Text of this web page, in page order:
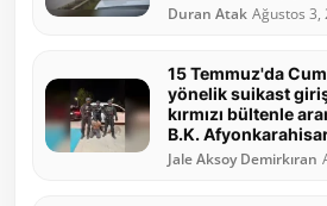
Duran Atak Ağustos 3,
15 Temmuz'da
yönelik suikast
kırmızı bültenle
B.K.
Jale Aksoy Demirkıran